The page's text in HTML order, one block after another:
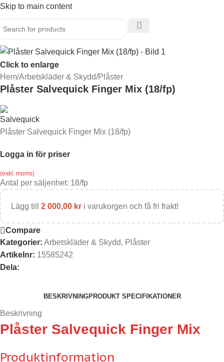
Skip to main content
Click to enlarge
Hem/Arbetskläder & Skydd/Plåster
Plåster Salvequick Finger Mix (18/fp)
Plåster Salvequick Finger Mix (18/fp)
Logga in för priser
(exkl. moms)
Antal per säljenhet: 18/fp
Lägg till 2 000,00 kr i varukorgen och få fri frakt!
Compare
Kategorier: Arbetskläder & Skydd, Plåster
Artikelnr: 15585242
Dela:
BESKRIVNINGPRODUKT SPECIFIKATIONER
Beskrivning
Plåster Salvequick Finger Mix
Produktinformation